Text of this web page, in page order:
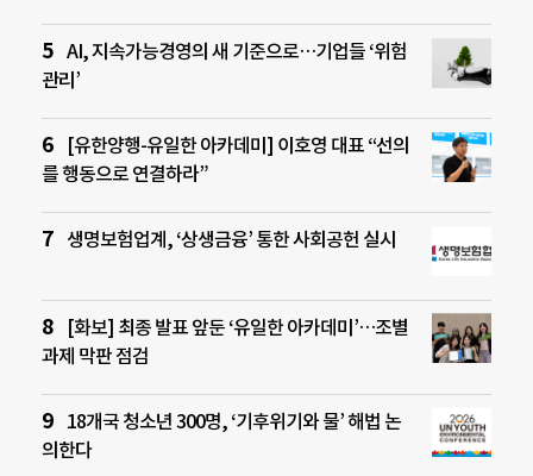
AI, 지속가능경영의 새 기준으로…기업들 ‘위험
관리’
[유한양행-유일한 아카데미] 이호영 대표 “선의
를 행동으로 연결하라”
생명보험업계, ‘상생금융’ 통한 사회공헌 실시
[화보] 최종 발표 앞둔 ‘유일한 아카데미’…조별
과제 막판 점검
18개국 청소년 300명, ‘기후위기와 물’ 해법 논
의한다